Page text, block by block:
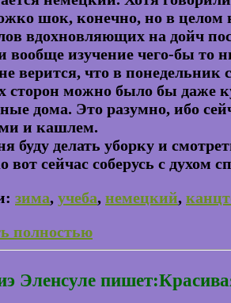
шок, конечно, но в целом
вдохновляющих на дойч
вообще изучение чего-бы то
верится, что в понедельник
сторон можно было бы даже
дома. Это разумно, ибо
и кашлем.
буду делать уборку и
вот сейчас соберусь с духом
зима, учеба, немецкий,
полностью
Эленсуле